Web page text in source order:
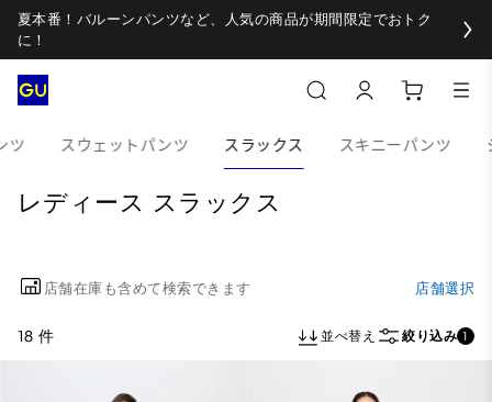
夏本番！バルーンパンツなど、人気の商品が期間限定でおトク
に！
ツ スウェットパンツ スラックス スキニーパンツ
レディース スラックス
店舗在庫も含めて検索できます 店舗選択
18 件 並べ替え 絞り込み 1